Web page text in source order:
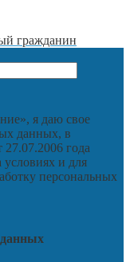
гражданин
я даю свое
данных, в
года
и для
персональных
данных